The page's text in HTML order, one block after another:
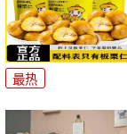
最热